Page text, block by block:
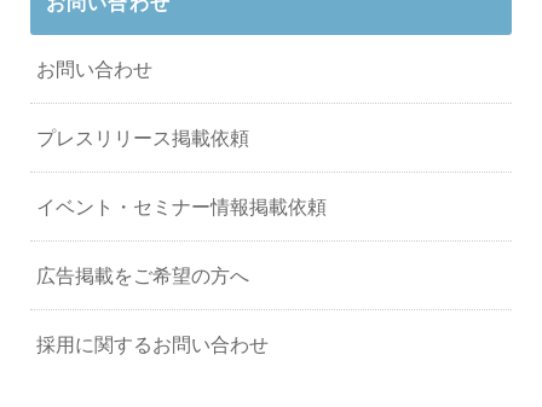
お問い合わせ
プレスリリース掲載依頼
イベント・セミナー情報掲載依頼
広告掲載をご希望の方へ
採用に関するお問い合わせ